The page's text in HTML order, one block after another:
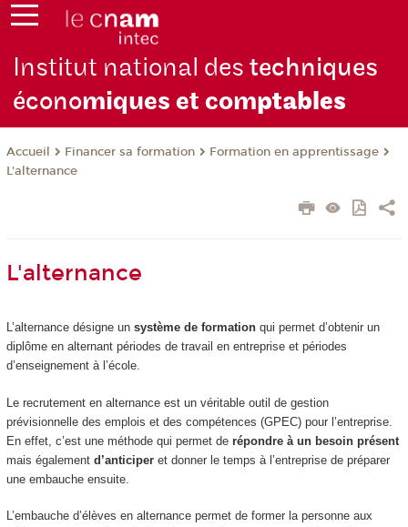
Institut national destechniques
économiques et comptables
Accueil Financer sa formation
Formation en apprentissage
L'alternance
L'alternance
L’alternance désigne un système de formationqui permet d’obtenir un
diplôme en alternant périodes de travail en entreprise et périodes
d’enseignement à l’école.
Le recrutement en alternance est un véritable outil de gestion
prévisionnelle des emplois et des compétences (GPEC) pour l’entreprise.
En effet, c’est une méthode qui permet de répondre à un besoin présent
mais également d’anticiperet donner le temps à l’entreprise de préparer
une embauche ensuite.
L’embauche d’élèves en alternance permet de former la personne aux